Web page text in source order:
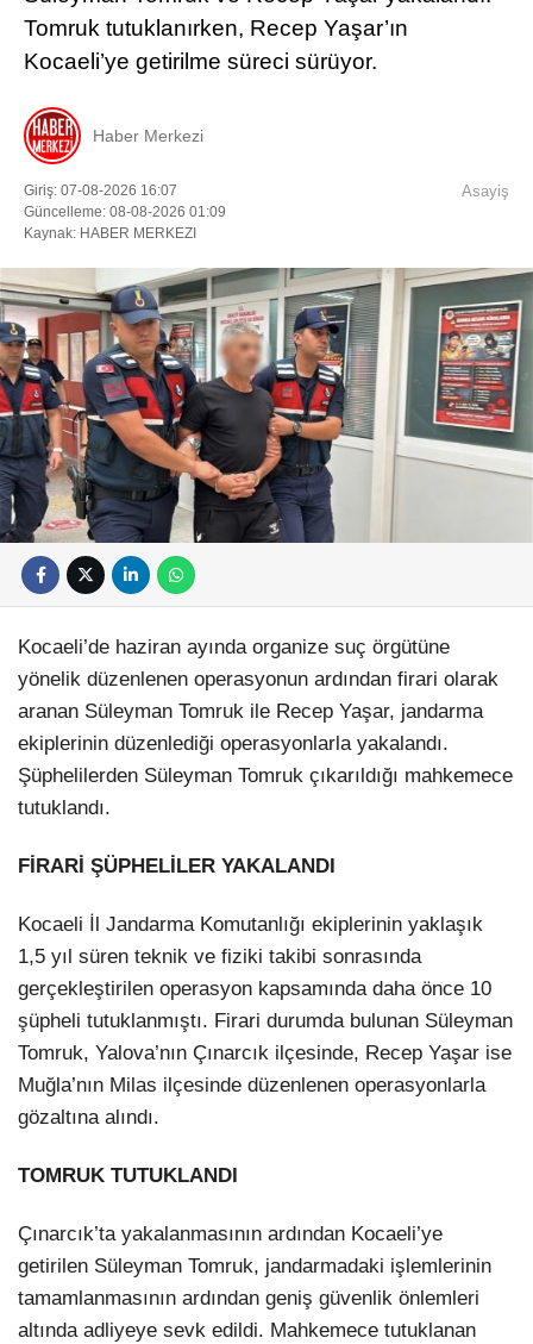
Tomruk tutuklanırken, Recep Yaşar’ın
Kocaeli’ye getirilme süreci sürüyor.
Haber Merkezi
Giriş: 07-08-2026 16:07
Güncelleme: 08-08-2026 01:09
Kaynak: HABER MERKEZI
Asayiş
Kocaeli’de haziran ayında organize suç örgütüne
yönelik düzenlenen operasyonun ardından firari olarak
aranan Süleyman Tomruk ile Recep Yaşar, jandarma
ekiplerinin düzenlediği operasyonlarla yakalandı.
Şüphelilerden Süleyman Tomruk çıkarıldığı mahkemece
tutuklandı.
FİRARİ ŞÜPHELİLER YAKALANDI
Kocaeli İl Jandarma Komutanlığı ekiplerinin yaklaşık
1,5 yıl süren teknik ve fiziki takibi sonrasında
gerçekleştirilen operasyon kapsamında daha önce 10
şüpheli tutuklanmıştı. Firari durumda bulunan Süleyman
Tomruk, Yalova’nın Çınarcık ilçesinde, Recep Yaşar ise
Muğla’nın Milas ilçesinde düzenlenen operasyonlarla
gözaltına alındı.
TOMRUK TUTUKLANDI
Çınarcık’ta yakalanmasının ardından Kocaeli’ye
getirilen Süleyman Tomruk, jandarmadaki işlemlerinin
tamamlanmasının ardından geniş güvenlik önlemleri
altında adliyeye sevk edildi. Mahkemece tutuklanan